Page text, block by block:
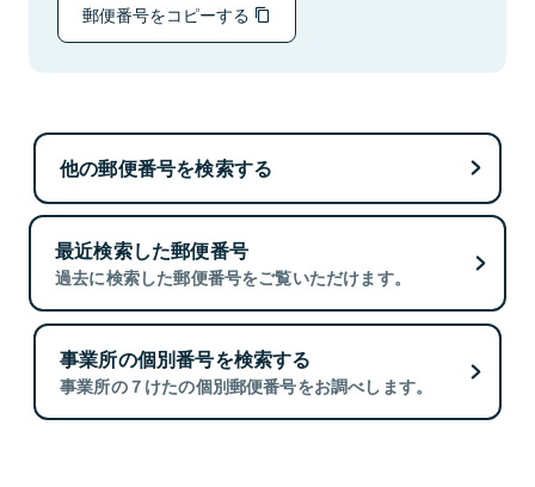
郵便番号をコピーする
他の郵便番号を検索する
最近検索した郵便番号
過去に検索した郵便番号をご覧いただけます。
事業所の個別番号を検索する
事業所の７けたの個別郵便番号をお調べします。